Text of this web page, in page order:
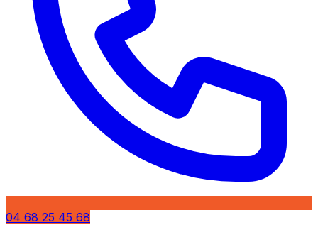
04 68 25 45 68